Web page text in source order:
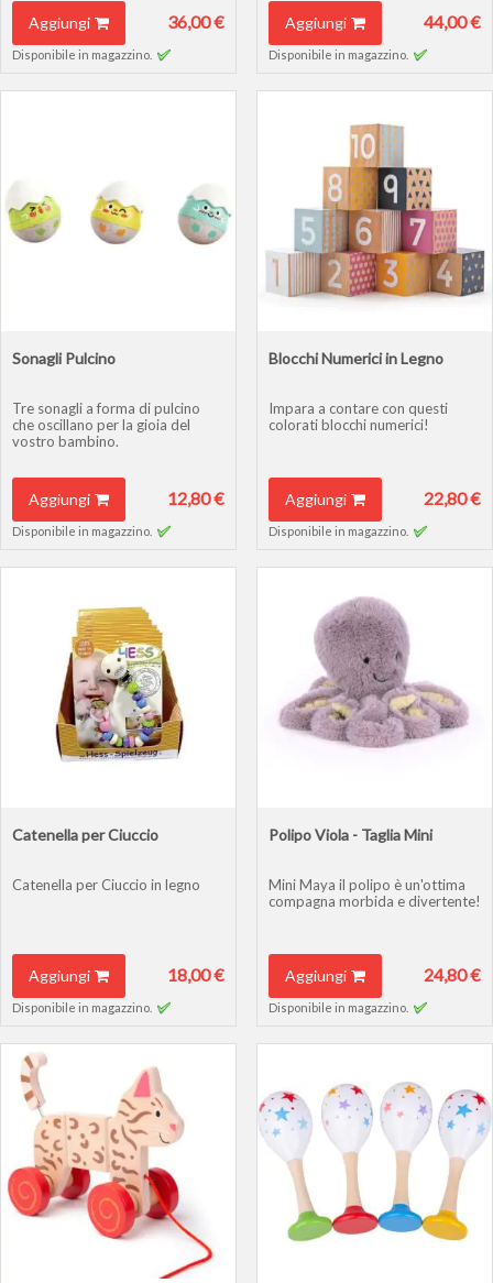
Aggiungi 36,00 €
Disponibile in magazzino.
Aggiungi 44,00 €
Disponibile in magazzino.
Sonagli Pulcino
Tre sonagli a forma di pulcino
che oscillano per la gioia del
vostro bambino.
Aggiungi 12,80 €
Disponibile in magazzino.
Blocchi Numerici in Legno
Impara a contare con questi
colorati blocchi numerici!
Aggiungi 22,80 €
Disponibile in magazzino.
Catenella per Ciuccio
Catenella per Ciuccio in legno
Aggiungi 18,00 €
Disponibile in magazzino.
Polipo Viola - Taglia Mini
Mini Maya il polipo è un'ottima
compagna morbida e divertente!
Aggiungi 24,80 €
Disponibile in magazzino.